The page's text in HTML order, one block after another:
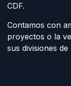
CDF.
Contamos con
proyectos o la
sus divisiones de